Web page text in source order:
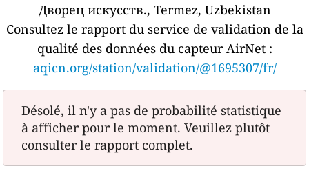
Дворец искусств., Termez, Uzbekistan
Consultez le rapport du service de validation de la
qualité des données du capteur AirNet :
aqicn.org/station/validation/@1695307/fr/
Désolé, il n'y a pas de probabilité statistique
à afficher pour le moment. Veuillez plutôt
consulter le rapport complet.